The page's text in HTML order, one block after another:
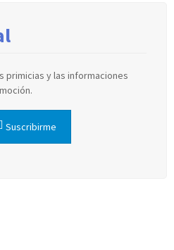
primicias y las informaciones
Suscribirme